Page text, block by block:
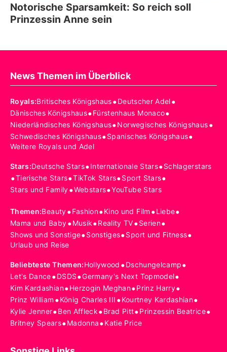
Notorische Sparsamkeit: So reich soll
Prinzessin Anne sein
News Themen im Überblick
Royals:Britisches Königshaus•Deutscher Adel•
Dänisches Königshaus•Fürstenhaus Monaco•
Niederländisches Königshaus•Norwegisches Königshaus•
Schwedisches Königshaus•Spanisches Königshaus•
Weitere Royals und Adel
Stars:Deutsche Stars•Internationale Stars•Schlagerstars
•Tierische Stars•TikTok Stars•Sport Stars•
Stars und Family•Webstars•YouTube Stars
Themen:Beauty•Fashion•Kino und Film •Liebe•
Mama und Baby•Musik•Reality TV•Serien•
Shows und Sonstige•Sonstiges•Sport und Fitness•
Urlaub und Reise
Beliebteste Themen:Hollywood •Dschungelcamp•
Let's Dance•DSDS•Germany's Next Topmodel•
Kim Kardashian•Herzogin Meghan•Prinz Harry•
Prinz William •König Charles III •Kourtney Kardashian•
Kylie Jenner•Ben Affleck•Brad Pitt•Prinzessin Beatrice•
Britney Spears•Madonna•Katie Price